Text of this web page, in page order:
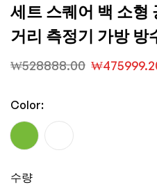
세트 스퀘어 백 소형
거리 측정기 가방 방
₩528888.00 ₩
Color:
수량